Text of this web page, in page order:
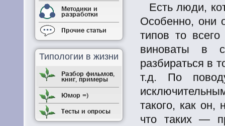
Есть люди,
Особенно, они
типов то
виноваты в
разбираться в
т.д. По
такого, как он,
что таких —
Методики и
разработки
Прочие статьи
Типологии в жизни
Разбор фильмов,
книг, примеры
Юмор =)
Тесты и опросы